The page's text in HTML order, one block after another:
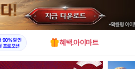
90% 할인
프로모션
혜택.아이마트